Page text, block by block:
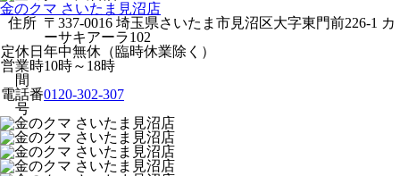
金のクマ さいたま見沼店
住所 〒337-0016 埼玉県さいたま市見沼区大字東門前226-1 カ
ーサキアーラ102
定休日 年中無休（臨時休業除く）
営業時
間
10時～18時
電話番
号
0120-302-307